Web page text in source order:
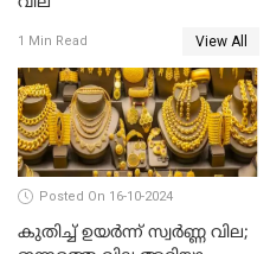
1 Min Read View All
Posted On 16-10-2024
കുതിച്ച് ഉയർന്ന് സ്വർണ്ണ വില;